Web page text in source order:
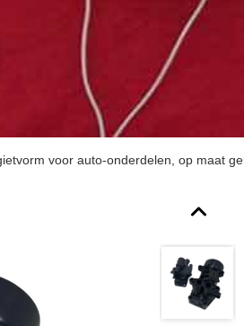
voor auto-onderdelen, op maat